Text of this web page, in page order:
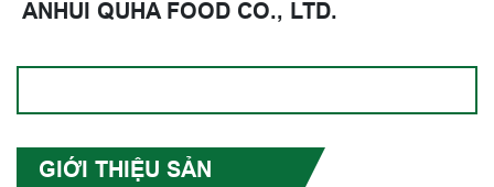
ANHUI QUHA FOOD CO., LTD.
GIỚI THIỆU SẢN